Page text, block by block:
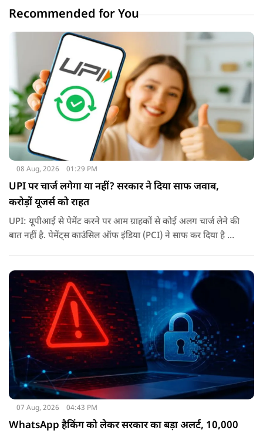
Recommended for You
08 Aug, 2026 01:29 PM
UPI पर चार्ज लगेगा या नहीं? सरकार ने दिया साफ जवाब,
करोड़ों यूजर्स को राहत
UPI: यूपीआई से पेमेंट करने पर आम ग्राहकों से कोई अलग चार्ज लेने की
बात नहीं है. पेमेंट्स काउंसिल ऑफ इंडिया (PCI) ने साफ कर दिया है कि
07 Aug, 2026 04:43 PM
WhatsApp हैकिंग को लेकर सरकार का बड़ा अलर्ट, 10,000